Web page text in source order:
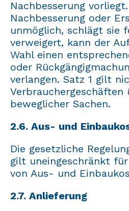
Nachbesserung
Nachbesserung oder
unmöglich, schlägt sie
verweigert, kann der
Wahl einen
oder
verlangen. Satz 1 gilt
Verbrauchergeschäften
beweglicher Sachen.
2.6. Aus- und
Die gesetzliche
gilt uneingeschränkt
von Aus- und
2.7. Anlieferung